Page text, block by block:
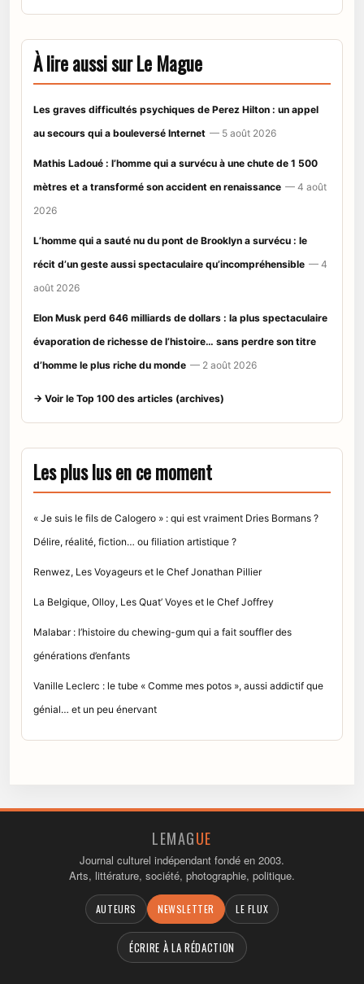
À lire aussi sur Le Mague
Les graves difficultés psychiques de Perez Hilton : un appel
au secours qui a bouleversé Internet — 5 août 2026
Mathis Ladoué : l’homme qui a survécu à une chute de 1 500
mètres et a transformé son accident en renaissance — 4 août
2026
L’homme qui a sauté nu du pont de Brooklyn a survécu : le
récit d’un geste aussi spectaculaire qu’incompréhensible — 4
août 2026
Elon Musk perd 646 milliards de dollars : la plus spectaculaire
évaporation de richesse de l’histoire… sans perdre son titre
d’homme le plus riche du monde — 2 août 2026
→ Voir le Top 100 des articles (archives)
Les plus lus en ce moment
« Je suis le fils de Calogero » : qui est vraiment Dries Bormans ?
Délire, réalité, fiction… ou filiation artistique ?
Renwez, Les Voyageurs et le Chef Jonathan Pillier
La Belgique, Olloy, Les Quat’ Voyes et le Chef Joffrey
Malabar : l’histoire du chewing-gum qui a fait souffler des
générations d’enfants
Vanille Leclerc : le tube « Comme mes potos », aussi addictif que
génial… et un peu énervant
LEMAGUE
Journal culturel indépendant fondé en 2003.
Arts, littérature, société, photographie, politique.
AUTEURS NEWSLETTER LE FLUX
ÉCRIRE À LA RÉDACTION